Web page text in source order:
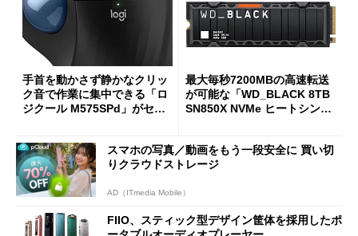
手首を動かさず静かなクリッ
ク音で作業に集中できる「ロ
ジクール M575SPd」がセー
最大毎秒7200MBの高速転送
が可能な「WD_BLACK 8TB
SN850X NVMe ヒートシンク
スマホの写真／動画をもう一段安全に 買い切
りクラウドストレージ
AD（ITmedia Mobile）
FIIO、スティック型デザイン筐体を採用したポ